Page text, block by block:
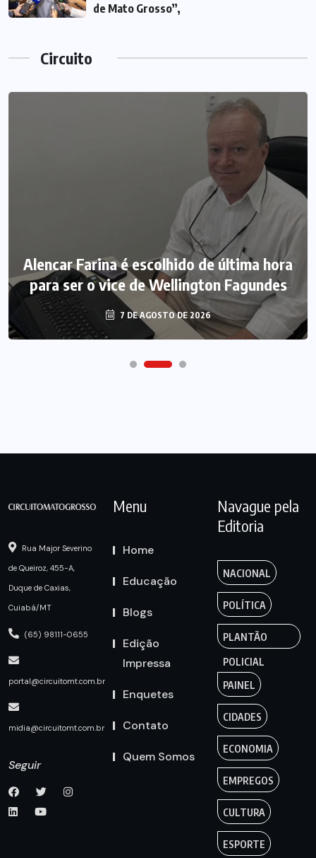
de Mato Grosso”,
Circuito
Alencar Farina é escolhido de última hora
para ser o vice de Wellington Fagundes
7 DE AGOSTO DE 2026
Rua Major Severino
de Queiroz, 455-A,
Duque de Caxias,
Cuiabá/MT
(65) 98111-0655
portal@circuitomt.com.br
midia@circuitomt.com.br
Seguir
Menu
Home
Educação
Blogs
Edição
Impressa
Enquetes
Contato
Quem Somos
Navague pela
Editoria
NACIONAL
POLÍTICA
PLANTÃO
POLICIAL
PAINEL
CIDADES
ECONOMIA
EMPREGOS
CULTURA
ESPORTE